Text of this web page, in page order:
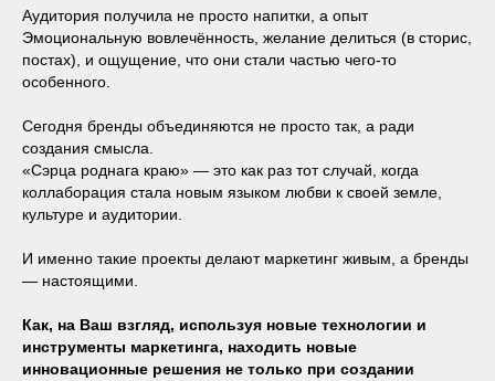
Аудитория получила не просто напитки, а опыт
Эмоциональную вовлечённость, желание делиться (в сторис,
постах), и ощущение, что они стали частью чего-то
особенного.
Сегодня бренды объединяются не просто так, а ради
создания смысла.
«Сэрца роднага краю» — это как раз тот случай, когда
коллаборация стала новым языком любви к своей земле,
культуре и аудитории.
И именно такие проекты делают маркетинг живым, а бренды
— настоящими.
Как, на Ваш взгляд, используя новые технологии и
инструменты маркетинга, находить новые
инновационные решения не только при создании